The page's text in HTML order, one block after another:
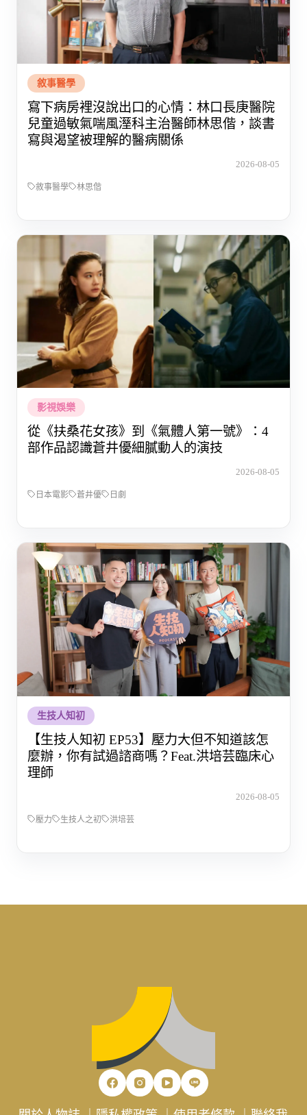
敘事醫學
寫下病房裡沒說出口的心情：林口長庚醫院
兒童過敏氣喘風溼科主治醫師林思偕，談書
寫與渴望被理解的醫病關係
2026-08-05
敘事醫學 林思偕
影視娛樂
從《扶桑花女孩》到《氣體人第一號》：4
部作品認識蒼井優細膩動人的演技
2026-08-05
日本電影 蒼井優 日劇
生技人知初
【生技人知初 EP53】壓力大但不知道該怎
麼辦，你有試過諮商嗎？Feat.洪培芸臨床心
理師
2026-08-05
壓力 生技人之初 洪培芸